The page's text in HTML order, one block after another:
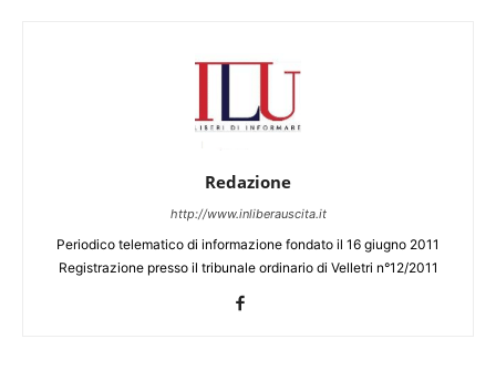
Redazione
http://www.inliberauscita.it
Periodico telematico di informazione fondato il 16 giugno 2011
Registrazione presso il tribunale ordinario di Velletri n°12/2011